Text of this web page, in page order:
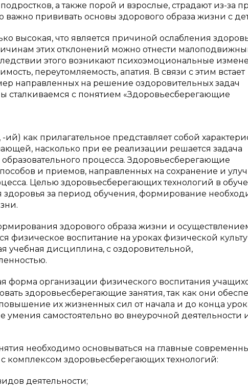
а также порой и взрослые, страдают из-за
прививать основы здорового образа жизни с
высокая, что является причиной ослабления
этих отклонений можно отнести
этого возникают психоэмоциональные
переутомляемость, апатия. В связи с этим встает
направленных на решение оздоровительных задач
сталкиваемся с понятием «Здоровьесберегающие
как прилагательное представляет собой
насколько при ее реализации решается задача
процесса. Здоровьесберегающие
и приемов, направленных на сохранение и
Целью здоровьесберегающих технологий в
здоровья за период обучения, формирование
здорового образа жизни и
физическое воспитание на уроках физической
учебная дисциплина, с оздоровительной,
форма организации физического воспитания
здоровьесберегающие занятия, так как они
их жизненных сил от начала и до конца
умения самостоятельно во внеурочной деятельности
необходимо основываться на главные
комплексом здоровьесберегающих технологий:
деятельности;